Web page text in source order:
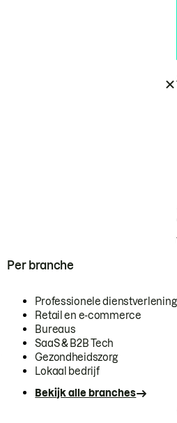
Per branche
Professionele dienstverlening
Retail en e-commerce
Bureaus
SaaS & B2B Tech
Gezondheidszorg
Lokaal bedrijf
Bekijk alle branches